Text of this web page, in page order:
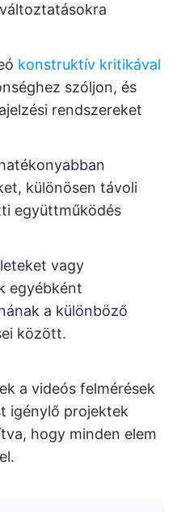
konstruktív kritikával
szóljon, és
rendszereket
különösen távoli
együttműködés
vagy
egyébként
a különböző
között.
a videós felmérések
igénylő projektek
hogy minden elem